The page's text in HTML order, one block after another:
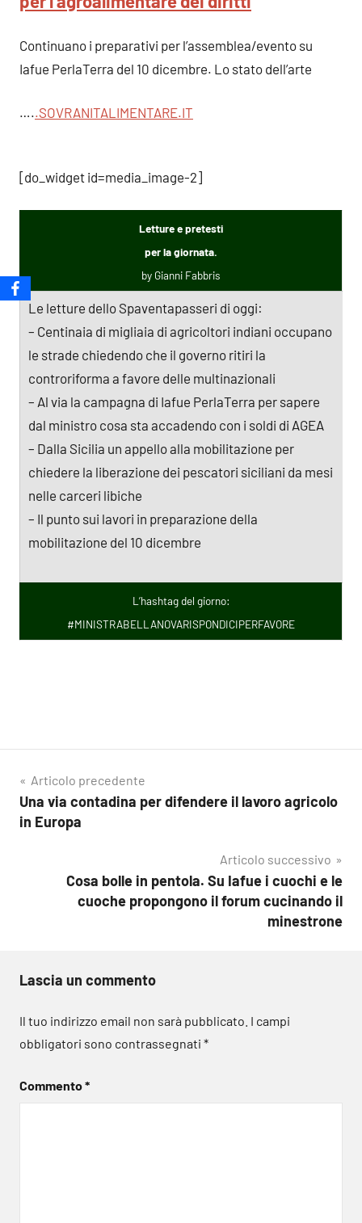
Continuano i preparativi per l’assemblea/evento su
Iafue PerlaTerra del 10 dicembre. Lo stato dell’arte
…..SOVRANITALIMENTARE.IT
[do_widget id=media_image-2]
Letture e pretesti
per la giornata.
by Gianni Fabbris
Le letture dello Spaventapasseri di oggi:
– Centinaia di migliaia di agricoltori indiani occupano
le strade chiedendo che il governo ritiri la
controriforma a favore delle multinazionali
– Al via la campagna di Iafue PerlaTerra per sapere
dal ministro cosa sta accadendo con i soldi di AGEA
– Dalla Sicilia un appello alla mobilitazione per
chiedere la liberazione dei pescatori siciliani da mesi
nelle carceri libiche
– Il punto sui lavori in preparazione della
mobilitazione del 10 dicembre
L’hashtag del giorno:
#MINISTRABELLANOVARISPONDICIPERFAVORE
Navigazione
articoli
Articolo precedente
Una via contadina per difendere il lavoro agricolo
in Europa
Articolo successivo
Cosa bolle in pentola. Su Iafue i cuochi e le
cuoche propongono il forum cucinando il
minestrone
Lascia un commento
Il tuo indirizzo email non sarà pubblicato. I campi
obbligatori sono contrassegnati *
Commento*